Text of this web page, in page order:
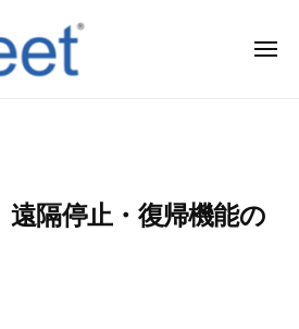
メ
隔停止・復帰機能の